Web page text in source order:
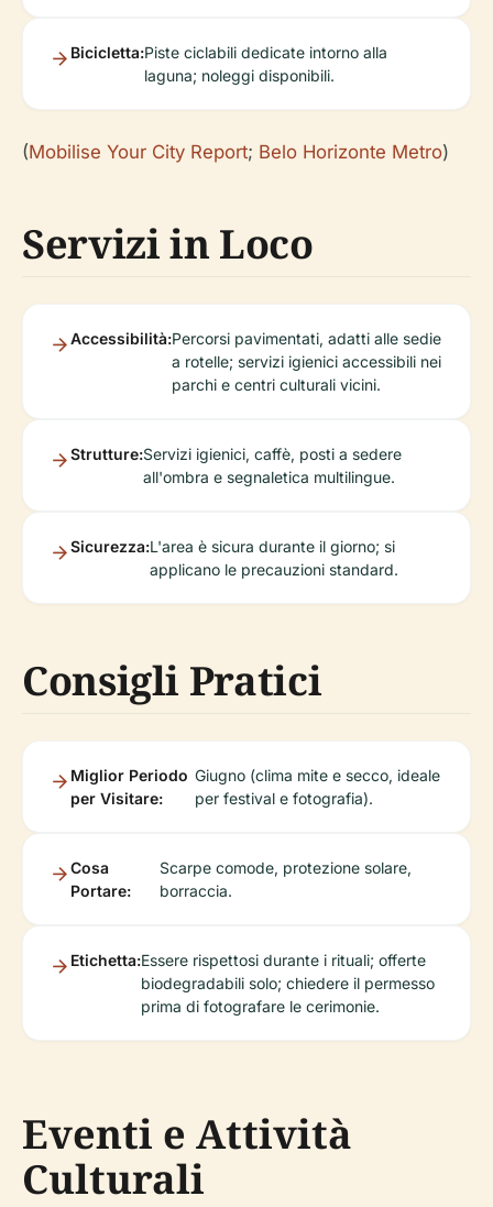
Bicicletta:Piste ciclabili dedicate intorno alla
laguna; noleggi disponibili.
(Mobilise Your City Report; Belo Horizonte Metro)
Servizi in Loco
Accessibilità:Percorsi pavimentati, adatti alle sedie
a rotelle; servizi igienici accessibili nei
parchi e centri culturali vicini.
Strutture:Servizi igienici, caffè, posti a sedere
all'ombra e segnaletica multilingue.
Sicurezza:L'area è sicura durante il giorno; si
applicano le precauzioni standard.
Consigli Pratici
Miglior Periodo
per Visitare:
Giugno (clima mite e secco, ideale
per festival e fotografia).
Cosa
Portare:
Scarpe comode, protezione solare,
borraccia.
Etichetta:Essere rispettosi durante i rituali; offerte
biodegradabili solo; chiedere il permesso
prima di fotografare le cerimonie.
Eventi e Attività
Culturali